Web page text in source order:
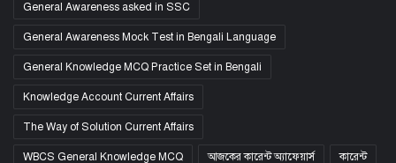
General Awareness asked in SSC
General Awareness Mock Test in Bengali Language
General Knowledge MCQ Practice Set in Bengali
Knowledge Account Current Affairs
The Way of Solution Current Affairs
WBCS General Knowledge MCQ আজকের কারেন্ট অ্যাফেয়ার্স কারেন্ট